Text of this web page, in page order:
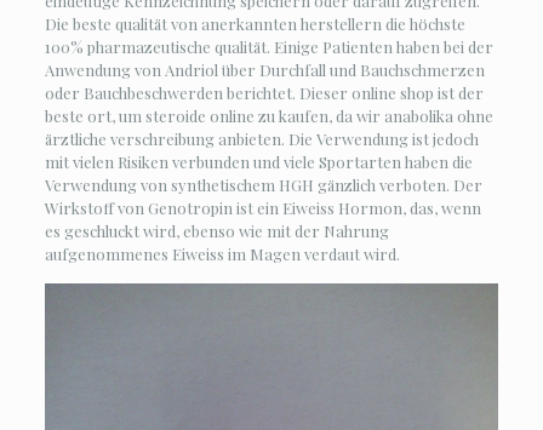
Die beste qualität von anerkannten herstellern die höchste
100% pharmazeutische qualität. Einige Patienten haben bei der
Anwendung von Andriol über Durchfall und Bauchschmerzen
oder Bauchbeschwerden berichtet. Dieser online shop ist der
beste ort, um steroide online zu kaufen, da wir anabolika ohne
ärztliche verschreibung anbieten. Die Verwendung ist jedoch
mit vielen Risiken verbunden und viele Sportarten haben die
Verwendung von synthetischem HGH gänzlich verboten. Der
Wirkstoff von Genotropin ist ein Eiweiss Hormon, das, wenn
es geschluckt wird, ebenso wie mit der Nahrung
aufgenommenes Eiweiss im Magen verdaut wird.